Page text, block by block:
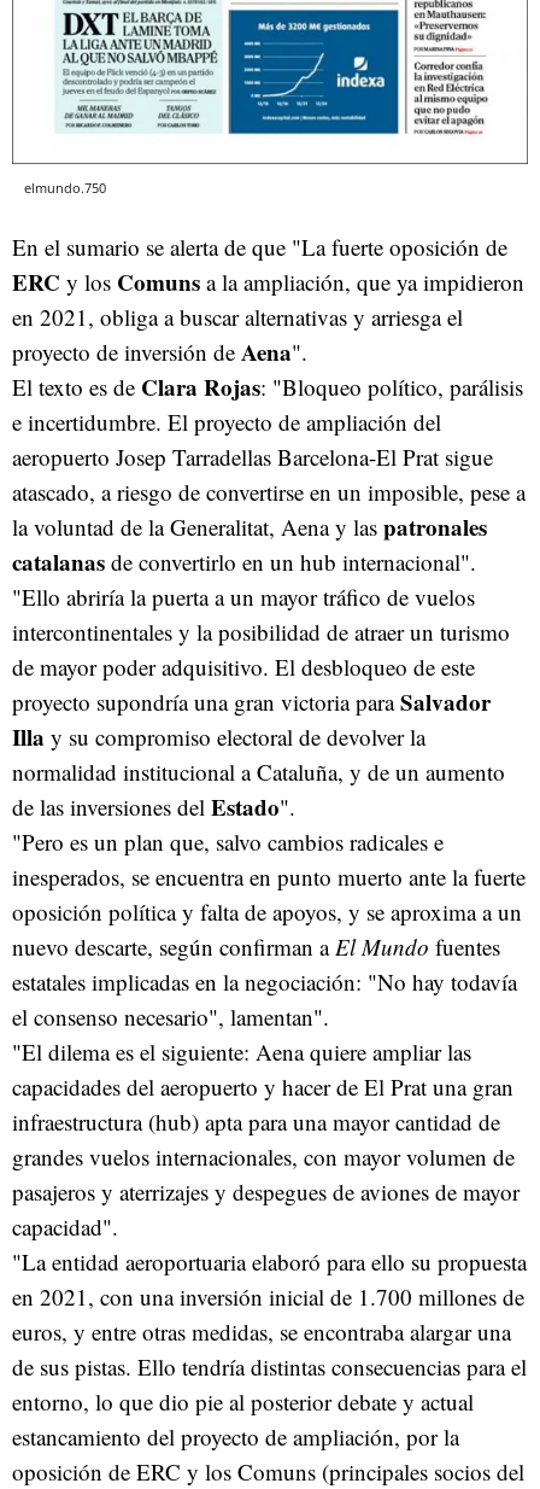
elmundo.750
En el sumario se alerta de que "La fuerte oposición de
ERC y los Comuns a la ampliación, que ya impidieron
en 2021, obliga a buscar alternativas y arriesga el
proyecto de inversión de Aena".
El texto es de Clara Rojas: "Bloqueo político, parálisis
e incertidumbre. El proyecto de ampliación del
aeropuerto Josep Tarradellas Barcelona-El Prat sigue
atascado, a riesgo de convertirse en un imposible, pese a
la voluntad de la Generalitat, Aena y las patronales
catalanas de convertirlo en un hub internacional".
"Ello abriría la puerta a un mayor tráfico de vuelos
intercontinentales y la posibilidad de atraer un turismo
de mayor poder adquisitivo. El desbloqueo de este
proyecto supondría una gran victoria paraSalvador
Illa y su compromiso electoral de devolver la
normalidad institucional a Cataluña, y de un aumento
de las inversiones del Estado".
"Pero es un plan que, salvo cambios radicales e
inesperados, se encuentra en punto muerto ante la fuerte
oposición política y falta de apoyos, y se aproxima a un
nuevo descarte, según confirman aEl Mundo fuentes
estatales implicadas en la negociación: "No hay todavía
el consenso necesario", lamentan".
"El dilema es el siguiente: Aena quiere ampliar las
capacidades del aeropuerto y hacer de El Prat una gran
infraestructura (hub) apta para una mayor cantidad de
grandes vuelos internacionales, con mayor volumen de
pasajeros y aterrizajes y despegues de aviones de mayor
capacidad".
"La entidad aeroportuaria elaboró para ello su propuesta
en 2021, con una inversión inicial de 1.700 millones de
euros, y entre otras medidas, se encontraba alargar una
de sus pistas. Ello tendría distintas consecuencias para el
entorno, lo que dio pie al posterior debate y actual
estancamiento del proyecto de ampliación, por la
oposición de ERC y los Comuns (principales socios del